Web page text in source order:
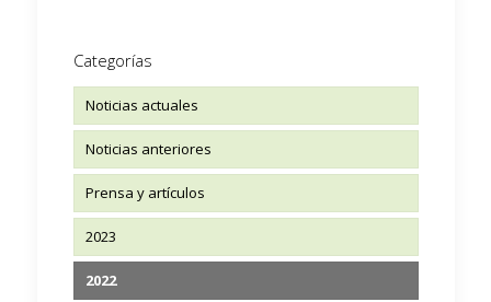
Categorías
Noticias actuales
Noticias anteriores
Prensa y artículos
2023
2022